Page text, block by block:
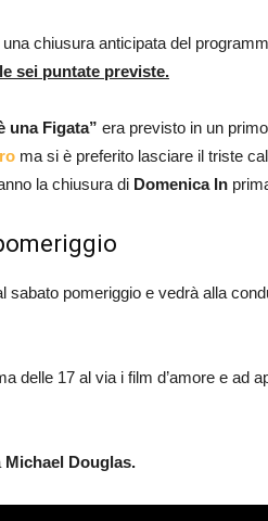
chiusura anticipata del
sei puntate previste.
una Figata” era previsto in un
ma si è preferito lasciare il triste
la chiusura di Domenica In
sabato pomeriggio e vedrà alla
delle 17 al via i film d’amore e ad
Michael Douglas.